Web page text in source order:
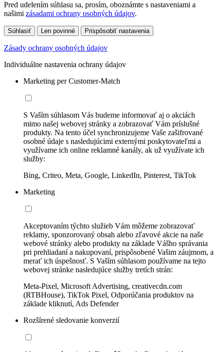
Pred udelením súhlasu sa, prosím, oboznámte s nastaveniami a
našimi zásadami ochrany osobných údajov.
Súhlasiť Len povinné Prispôsobiť nastavenia
Zásady ochrany osobných údajov
Individuálne nastavenia ochrany údajov
Marketing per Customer-Match
S Vaším súhlasom Vás budeme informovať aj o akciách
mimo našej webovej stránky a zobrazovať Vám príslušné
produkty. Na tento účel synchronizujeme Vaše zašifrované
osobné údaje s nasledujúcimi externými poskytovateľmi a
využívame ich online reklamné kanály, ak už využívate ich
služby:
Bing, Criteo, Meta, Google, LinkedIn, Pinterest, TikTok
Marketing
Akceptovaním týchto služieb Vám môžeme zobrazovať
reklamy, sponzorovaný obsah alebo zľavové akcie na naše
webové stránky alebo produkty na základe Vášho správania
pri prehliadaní a nakupovaní, prispôsobené Vašim záujmom, a
merať ich úspešnosť. S Vaším súhlasom používame na tejto
webovej stránke nasledujúce služby tretích strán:
Meta-Pixel, Microsoft Advertising, creativecdn.com
(RTBHouse), TikTok Pixel, Odporúčania produktov na
základe kliknutí, Ads Defender
Rozšírené sledovanie konverzií